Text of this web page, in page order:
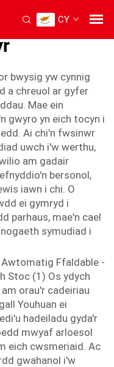
CY
glawr-
bwysig yw cynnig
a chreuol ar gyfer
Mae ein
gwyro yn eich tocyn i
Ai chi'n fwsinwr
uwch i'w werthu,
am gadair
bersonol,
iawn i chi. O
ei gymryd i
parhaus, mae'n cael
symudiad i
Ffaldable -
Stoc (1) Os ydych
orau'r cadeiriau
Youhuan ei
hadeiladu gyda'r
mwyaf arloesol
eich cwsmeriaid. Ac
gwahanol i'w